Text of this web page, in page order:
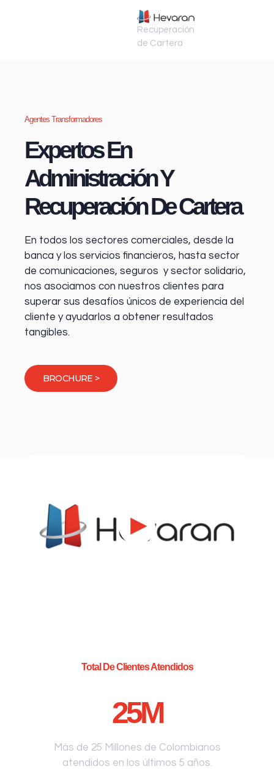
Recuperación
de Cartera
Agentes Transformadores
Expertos En
Administración Y
Recuperación De Cartera
En todos los sectores comerciales, desde la
banca y los servicios financieros, hasta sector
de comunicaciones, seguros y sector solidario,
nos asociamos con nuestros clientes para
superar sus desafíos únicos de experiencia del
cliente y ayudarlos a obtener resultados
tangibles.
BROCHURE >
Total De Clientes Atendidos
25M
Más de 25 Millones de Colombianos
atendidos en los últimos 5 años.